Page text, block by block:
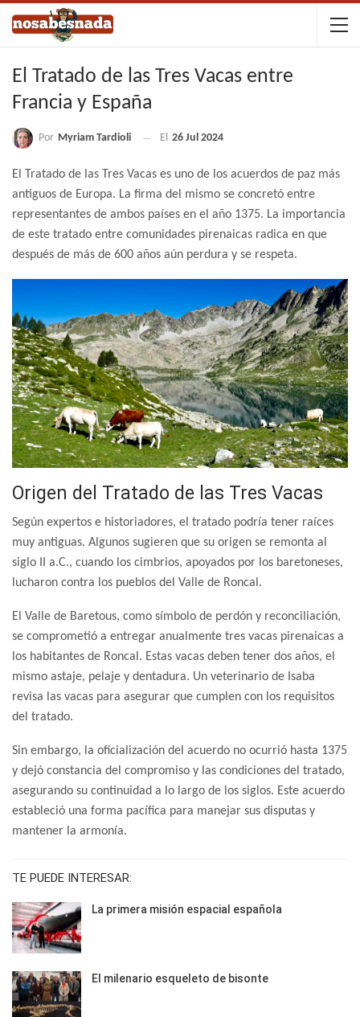
El Tratado de las Tres Vacas entre
Francia y España
Por Myriam Tardioli El 26 Jul 2024
El Tratado de las Tres Vacas es uno de los acuerdos de paz más
antiguos de Europa. La firma del mismo se concretó entre
representantes de ambos países en el año 1375. La importancia
de este tratado entre comunidades pirenaicas radica en que
después de más de 600 años aún perdura y se respeta.
Origen del Tratado de las Tres Vacas
Según expertos e historiadores, el tratado podría tener raíces
muy antiguas. Algunos sugieren que su origen se remonta al
siglo II a.C., cuando los cimbrios, apoyados por los baretoneses,
lucharon contra los pueblos del Valle de Roncal.
El Valle de Baretous, como símbolo de perdón y reconciliación,
se comprometió a entregar anualmente tres vacas pirenaicas a
los habitantes de Roncal. Estas vacas deben tener dos años, el
mismo astaje, pelaje y dentadura. Un veterinario de Isaba
revisa las vacas para asegurar que cumplen con los requisitos
del tratado.
Sin embargo, la oficialización del acuerdo no ocurrió hasta 1375
y dejó constancia del compromiso y las condiciones del tratado,
asegurando su continuidad a lo largo de los siglos. Este acuerdo
estableció una forma pacífica para manejar sus disputas y
mantener la armonía.
TE PUEDE INTERESAR:
La primera misión espacial española
El milenario esqueleto de bisonte